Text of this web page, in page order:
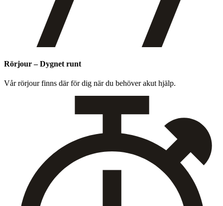
Rörjour – Dygnet runt
Vår rör­jour finns där för dig när du behöver akut hjälp.